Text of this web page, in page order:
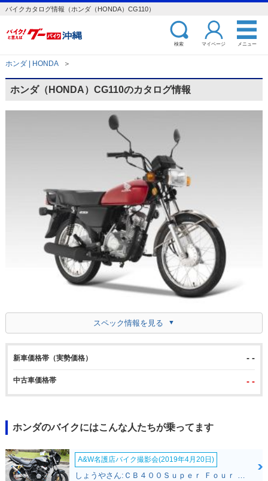
バイクカタログ情報（ホンダ（HONDA）CG110）
検索 マイページ メニュー
ホンダ | HONDA ＞
ホンダ（HONDA）CG110のカタログ情報
スペック情報を見る
新車価格帯（実勢価格） - -
中古車価格帯 - -
ホンダのバイクにはこんな人たちが乗ってます
A&W名護店バイク撮影会(2019年4月20日)
しょうやさん:ＣＢ４００Ｓｕｐｅｒ Ｆｏｕｒ ＶＴＥＣ ＳＰＥＣ３(ホンダ)